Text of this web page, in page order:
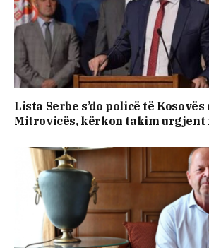
Lista Serbe s’do policë të Kosovës
Mitrovicës, kërkon takim urgjent